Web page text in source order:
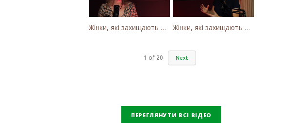
Жінки, які захищають Карпати. Оксана Станкевич Волосянчук про вітряки на високогір'ї Карпат Жінки, які захищають Карпати. Наталія Вишневська про вітряки в Закарпатті та участь громадськості
1 of 20 Next
ПЕРЕГЛЯНУТИ ВСІ ВІДЕО